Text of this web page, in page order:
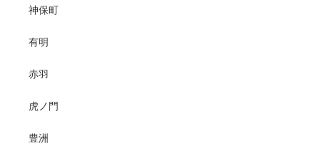
神保町
有明
赤羽
虎ノ門
豊洲